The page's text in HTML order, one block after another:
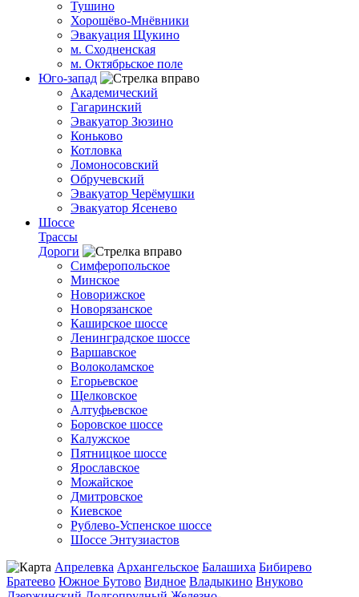
Тушино
Хорошёво-Мнёвники
Эвакуация Щукино
м. Сходненская
м. Октябрьское поле
Юго-запад
Академический
Гагаринский
Эвакуатор Зюзино
Коньково
Котловка
Ломоносовский
Обручевский
Эвакуатор Черёмушки
Эвакуатор Ясенево
Шоссе
Трассы
Дороги
Симферопольское
Минское
Новорижское
Новорязанское
Каширское шоссе
Ленинградское шоссе
Варшавское
Волоколамское
Егорьевское
Щелковское
Алтуфьевское
Боровское шоссе
Калужское
Пятницкое шоссе
Ярославское
Можайское
Дмитровское
Киевское
Рублево-Успенское шоссе
Шоссе Энтузиастов
Апрелевка Архангельское Балашиха Бибирево
Братеево Южное Бутово Видное Владыкино Внуково